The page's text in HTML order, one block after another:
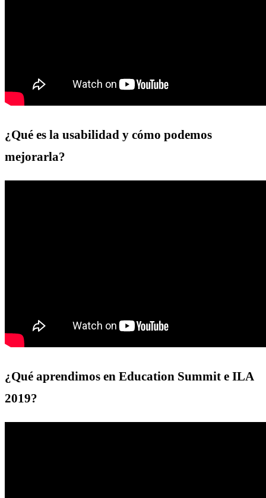
¿Qué es la usabilidad y cómo podemos
mejorarla?
¿Qué aprendimos en Education Summit e ILA
2019?